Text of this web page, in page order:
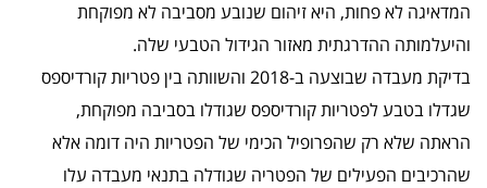
המדאיגה לא פחות, היא זיהום שנובע מסביבה לא מפוקחת
והיעלמותה ההדרגתית מאזור הגידול הטבעי שלה.
בדיקת מעבדה שבוצעה ב-2018 והשוותה בין פטריות קורדיספס
שגדלו בטבע לפטריות קורדיספס שגודלו בסביבה מפוקחת,
הראתה שלא רק שהפרופיל הכימי של הפטריות היה דומה אלא
שהרכיבים הפעילים של הפטריה שגודלה בתנאי מעבדה עלו